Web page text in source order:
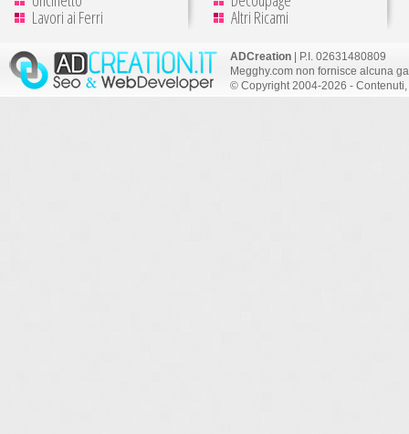
Lavori ai Ferri Altri Ricami
ADCreation | P.I. 02631480809
Megghy.com non fornisce alcuna
© Copyright 2004-2026 -